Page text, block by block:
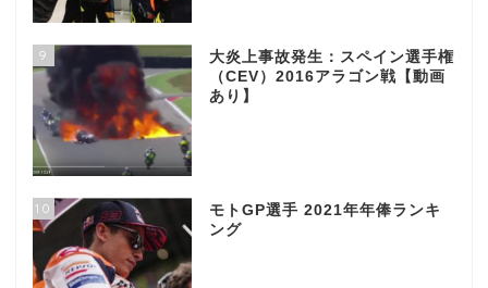
9
大炎上事故発生：スペイン選手権
（CEV）2016アラゴン戦【動画
あり】
10
モトGP選手 2021年年俸ランキ
ング